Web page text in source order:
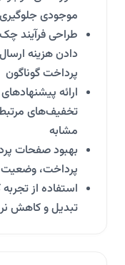
موجودی
طراحی فرآیند
دادن هزینه
پرداخت گوناگون
ارائه
تخفیف‌های
مشابه
بهبود صفحات
پرداخت،
استفاده از
تبدیل و کاهش